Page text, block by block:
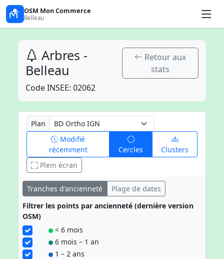
OSM Mon Commerce
Belleau
Arbres -
Belleau
Code INSEE: 02062
Retour aux
stats
Plan
Modifié
récemment
Cercles
Clusters
Plein écran
Tranches d'ancienneté
Plage de dates
Filtrer les points par ancienneté (dernière version
OSM)
< 6 mois
6 mois – 1 an
1 – 2 ans